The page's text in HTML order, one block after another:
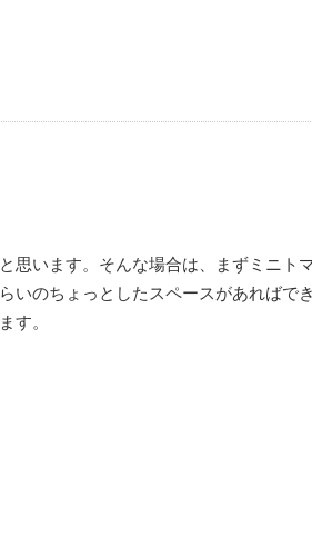
思います。そんな場合は、まずミニト
いのちょっとしたスペースがあればで
す。